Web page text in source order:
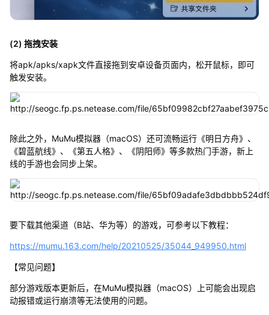
(2) 拖拽安装
将apk/apks/xapk文件直接拖到安卓设备页面内，松开鼠标，即可
触发安装。
除此之外，MuMu模拟器（macOS）还可流畅运行《明日方舟》、
《碧蓝航线》、《第五人格》、《阴阳师》等多款热门手游，新上
线的手游也会同步上架。
要下载其他渠道（B站、华为等）的游戏，可参考以下教程：
https://mumu.163.com/help/20210525/35044_949950.html
【常见问题】
部分游戏版本更新后，在MuMu模拟器（macOS）上可能会出现启
动报错或运行崩溃等无法使用的问题。